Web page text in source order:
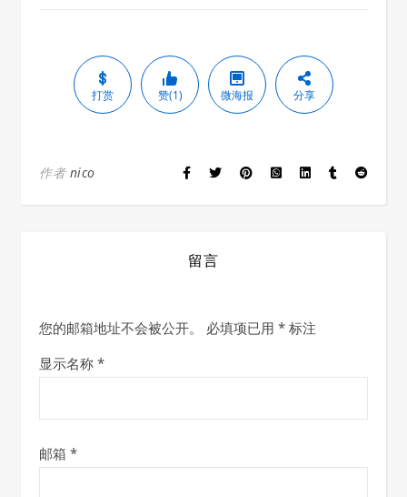
打赏 赞(1) 微海报 分享
作者 nico
留言
您的邮箱地址不会被公开。 必填项已用 * 标注
显示名称 *
邮箱 *